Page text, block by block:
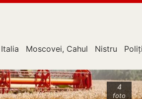
Italia Moscovei, Cahul Nistru
4
foto